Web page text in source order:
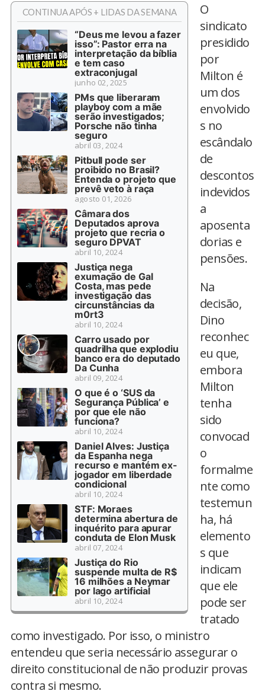
CONTINUA APÓS + LIDAS DA SEMANA
“Deus me levou a fazer
isso”: Pastor erra na
interpretação da bíblia
e tem caso
extraconjugal
junho 02, 2025
PMs que liberaram
playboy com a mãe
serão investigados;
Porsche não tinha
seguro
abril 03, 2024
Pitbull pode ser
proibido no Brasil?
Entenda o projeto que
prevê veto à raça
agosto 01, 2026
Câmara dos
Deputados aprova
projeto que recria o
seguro DPVAT
abril 10, 2024
Justiça nega
exumação de Gal
Costa, mas pede
investigação das
circunstâncias da
m0rt3
abril 10, 2024
Carro usado por
quadrilha que explodiu
banco era do deputado
Da Cunha
abril 09, 2024
O que é o ‘SUS da
Segurança Pública’ e
por que ele não
funciona?
abril 10, 2024
Daniel Alves: Justiça
da Espanha nega
recurso e mantém ex-
jogador em liberdade
condicional
abril 10, 2024
STF: Moraes
determina abertura de
inquérito para apurar
conduta de Elon Musk
abril 07, 2024
Justiça do Rio
suspende multa de R$
16 milhões a Neymar
por lago artificial
abril 10, 2024
O
sindicato
presidido
por
Milton é
um dos
envolvido
s no
escândalo
de
descontos
indevidos
a
aposenta
dorias e
pensões.
Na
decisão,
Dino
reconhec
eu que,
embora
Milton
tenha
sido
convocad
o
formalme
nte como
testemun
ha, há
elemento
s que
indicam
que ele
pode ser
tratado
como investigado. Por isso, o ministro
entendeu que seria necessário assegurar o
direito constitucional de não produzir provas
contra si mesmo.